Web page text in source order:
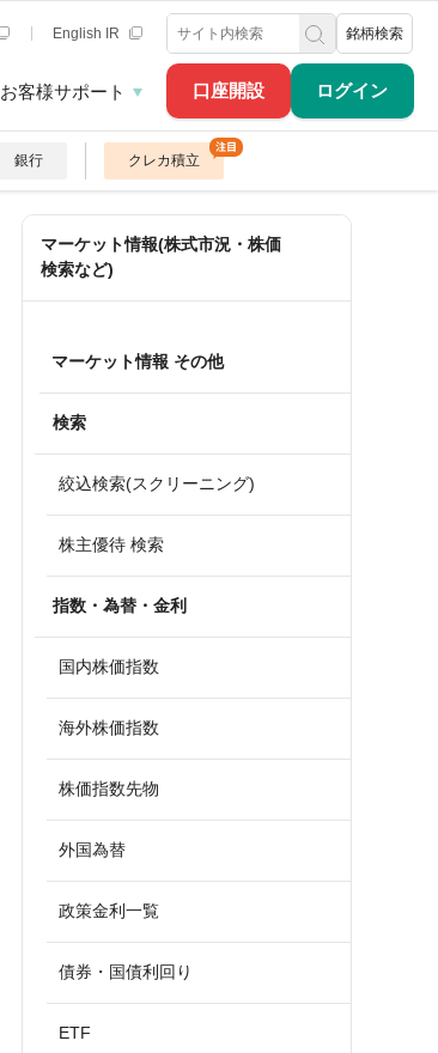
口座開設 ログイン
English IR 銘柄検索
お客様サポート
銀行 クレカ積立
マーケット情報(株式市況・株価
検索など)
マーケット情報 その他
検索
絞込検索(スクリーニング)
株主優待 検索
指数・為替・金利
国内株価指数
海外株価指数
株価指数先物
外国為替
政策金利一覧
債券・国債利回り
ETF